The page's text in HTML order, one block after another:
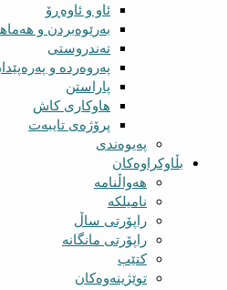
ئاو و ئاوەڕۆ
بەرێوەبردن و
تەندروستی
پەروەردە و
پاراستن
هاوکاری کاش
پرۆژەی تایبەت
پەیوەندی
بڵاوکراوەکان
هەواڵنامە
نامیلکە
راپۆرتی ساڵ
راپۆرتی مانگانە
کتێب
توێژینەوەکان